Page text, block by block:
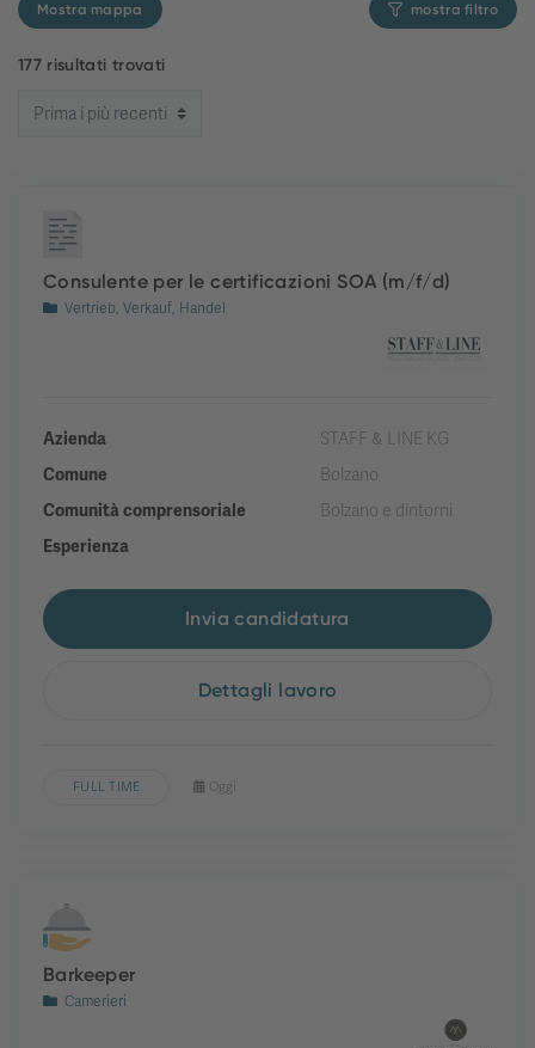
Mostra mappa mostra filtro
177 risultati trovati
Consulente per le certificazioni SOA (m/f/d)
Vertrieb, Verkauf, Handel
Azienda
STAFF & LINE KG
Comune
Bolzano
Comunità comprensoriale
Bolzano e dintorni
Esperienza
Invia candidatura
Dettagli lavoro
FULL TIME Oggi
Barkeeper
Camerieri